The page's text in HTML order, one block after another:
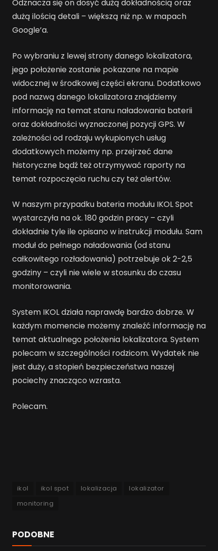
Odznacza się on dosyć dużą dokładnością oraz
dużą ilością detali – większą niż np. w mapach
Google’a.
Po wybraniu z lewej strony danego lokalizatora,
jego położenie zostanie pokazane na mapie
widocznej w środkowej części ekranu. Dodatkowo
pod nazwą danego lokalizatora znajdziemy
informację na temat stanu naładowania baterii
oraz dokładności wyznaczonej pozycji GPS. W
zależności od rodzaju wykupionych usług
dodatkowych możemy np. przejrzeć dane
historyczne bądź też otrzymywać raporty na
temat rozpoczęcia ruchu czy też alertów.
W naszym przypadku bateria modułu IKOL Spot
wystarczyła na ok. 180 godzin pracy – czyli
dokładnie tyle ile opisano w instrukcji modułu. Sam
moduł do pełnego naładowania (od stanu
całkowitego rozładowania) potrzebuje ok 2-2,5
godziny – czyli nie wiele w stosunku do czasu
monitorowania.
System IKOL działa naprawdę bardzo dobrze. W
każdym momencie możemy znaleźć informację na
temat aktualnego położenia lokalizatora. System
polecam w szczególności rodzicom. Wydatek nie
jest duży, a stopień bezpieczeństwa naszej
pociechy znacząco wzrasta.
Polecam.
ikol ikol spot lokalizacja
lokalizator
monitoring
PODOBNE